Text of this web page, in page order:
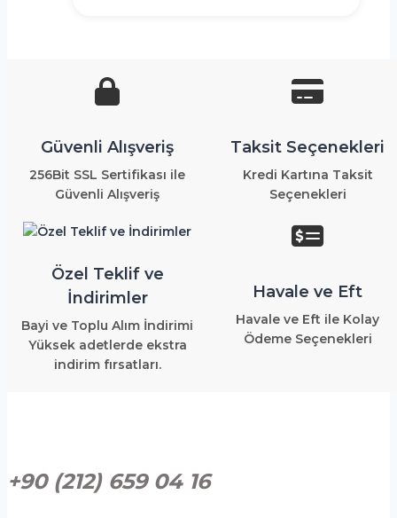
Güvenli Alışveriş
256Bit SSL Sertifikası ile
Güvenli Alışveriş
Taksit Seçenekleri
Kredi Kartına Taksit
Seçenekleri
Özel Teklif ve
İndirimler
Bayi ve Toplu Alım İndirimi
Yüksek adetlerde ekstra
indirim fırsatları.
Havale ve Eft
Havale ve Eft ile Kolay
Ödeme Seçenekleri
+90 (212) 659 04 16